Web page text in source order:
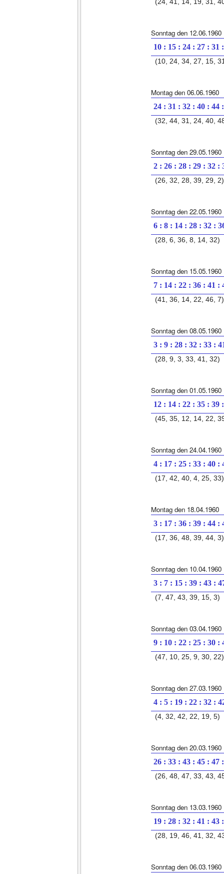
(24, 41, 14, 19, 31,
Sonntag den 12.06.1960
10 : 15 : 24 : 27 : 31
(10, 24, 34, 27, 15,
Montag den 06.06.1960
24 : 31 : 32 : 40 : 44
(32, 44, 31, 24, 40,
Sonntag den 29.05.1960
2 : 26 : 28 : 29 : 32 :
(26, 32, 28, 39, 29, 2)
Sonntag den 22.05.1960
6 : 8 : 14 : 28 : 32 :
(28, 6, 36, 8, 14, 32)
Sonntag den 15.05.1960
7 : 14 : 22 : 36 : 41 :
(41, 36, 14, 22, 46, 7)
Sonntag den 08.05.1960
3 : 9 : 28 : 32 : 33 :
(28, 9, 3, 33, 41, 32)
Sonntag den 01.05.1960
12 : 14 : 22 : 35 : 39
(45, 35, 12, 14, 22,
Sonntag den 24.04.1960
4 : 17 : 25 : 33 : 40 :
(17, 42, 40, 4, 25, 33)
Montag den 18.04.1960
3 : 17 : 36 : 39 : 44 :
(17, 36, 48, 39, 44, 3)
Sonntag den 10.04.1960
3 : 7 : 15 : 39 : 43 :
(7, 47, 43, 39, 15, 3)
Sonntag den 03.04.1960
9 : 10 : 22 : 25 : 30 :
(47, 10, 25, 9, 30, 22)
Sonntag den 27.03.1960
4 : 5 : 19 : 22 : 32 :
(4, 32, 42, 22, 19, 5)
Sonntag den 20.03.1960
26 : 33 : 43 : 45 : 47
(26, 48, 47, 33, 43,
Sonntag den 13.03.1960
19 : 28 : 32 : 41 : 43
(28, 19, 46, 41, 32,
Sonntag den 06.03.1960